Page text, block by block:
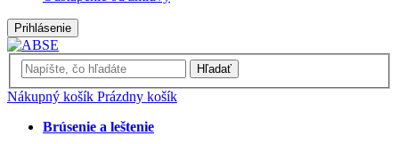
Prihlásenie
Hľadať
Nákupný košík Prázdny košík
Brúsenie a leštenie